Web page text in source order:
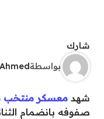
شارك
بواسطة
شهد معسكر منتخب
صفوفه بانضمام